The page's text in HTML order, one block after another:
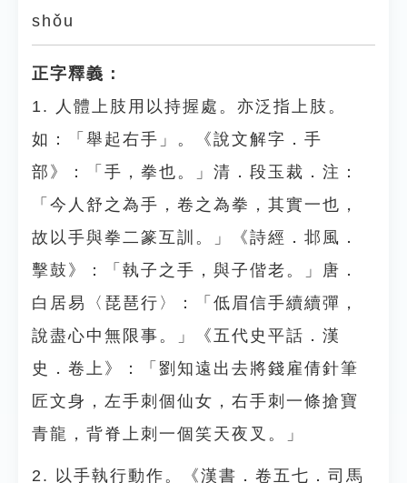
shǒu
正字釋義：
1. 人體上肢用以持握處。亦泛指上肢。
如：「舉起右手」。《說文解字．手
部》：「手，拳也。」清．段玉裁．注：
「今人舒之為手，卷之為拳，其實一也，
故以手與拳二篆互訓。」《詩經．邶風．
擊鼓》：「執子之手，與子偕老。」唐．
白居易〈琵琶行〉：「低眉信手續續彈，
說盡心中無限事。」《五代史平話．漢
史．卷上》：「劉知遠出去將錢雇倩針筆
匠文身，左手刺個仙女，右手刺一條搶寶
青龍，背脊上刺一個笑天夜叉。」
2. 以手執行動作。《漢書．卷五七．司馬